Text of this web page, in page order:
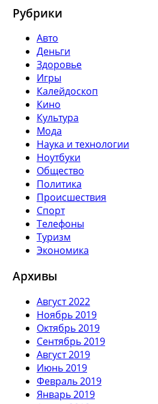
Рубрики
Авто
Деньги
Здоровье
Игры
Калейдоскоп
Кино
Культура
Мода
Наука и технологии
Ноутбуки
Общество
Политика
Происшествия
Спорт
Телефоны
Туризм
Экономика
Архивы
Август 2022
Ноябрь 2019
Октябрь 2019
Сентябрь 2019
Август 2019
Июнь 2019
Февраль 2019
Январь 2019